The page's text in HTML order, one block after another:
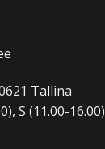
Tallina
S (11.00-16.00)